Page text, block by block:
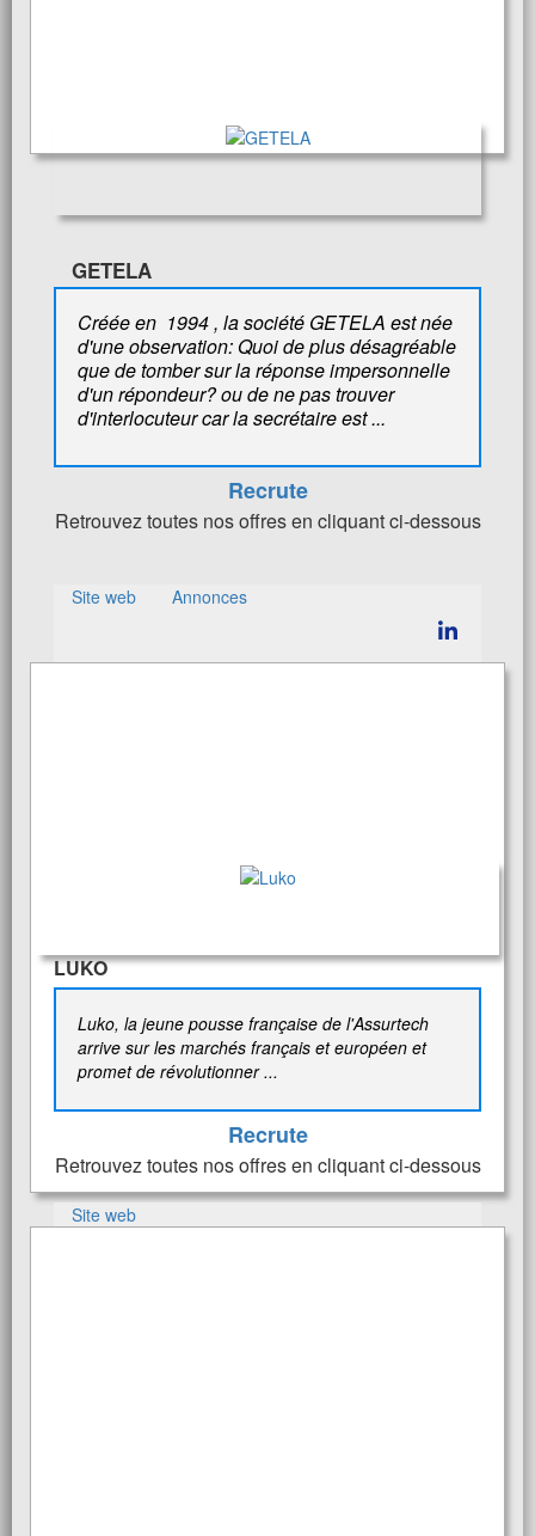
GETELA
Créée en 1994 , la société GETELA est née
d'une observation: Quoi de plus désagréable
que de tomber sur la réponse impersonnelle
d'un répondeur? ou de ne pas trouver
d'interlocuteur car la secrétaire est ...
Recrute
Retrouvez toutes nos offres en cliquant ci-dessous
Site web Annonces
LUKO
Luko, la jeune pousse française de l'Assurtech
arrive sur les marchés français et européen et
promet de révolutionner ...
Recrute
Retrouvez toutes nos offres en cliquant ci-dessous
Site web